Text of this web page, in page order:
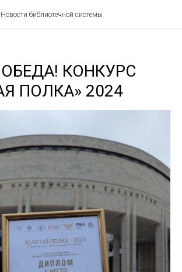
Новости библиотечной системы
КОНКУРС
ПОЛКА» 2024